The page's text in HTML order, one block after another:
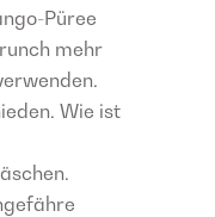
Püree
mehr
Wie ist